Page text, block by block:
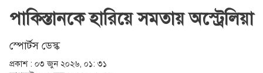
পাকিস্তানকে হারিয়ে সমতায় অস্ট্রেলিয়া
স্পোর্টস ডেস্ক
প্রকাশ : ০৩ জুন ২০২৬, ০১: ৩১